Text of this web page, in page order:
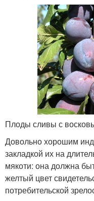
Плоды сливы с
Довольно хорошим
закладкой их на
мякоти: она должна
желтый цвет
потребительской